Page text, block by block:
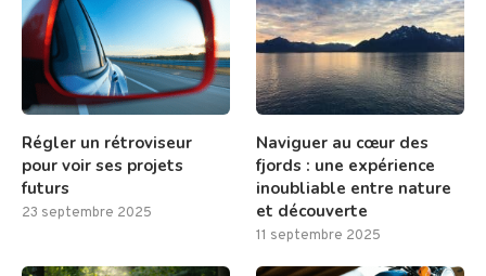
Régler un rétroviseur
pour voir ses projets
futurs
23 septembre 2025
Naviguer au cœur des
fjords : une expérience
inoubliable entre nature
et découverte
11 septembre 2025